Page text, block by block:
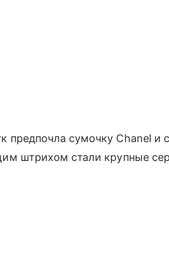
предпочла сумочку Chanel и
штрихом стали крупные